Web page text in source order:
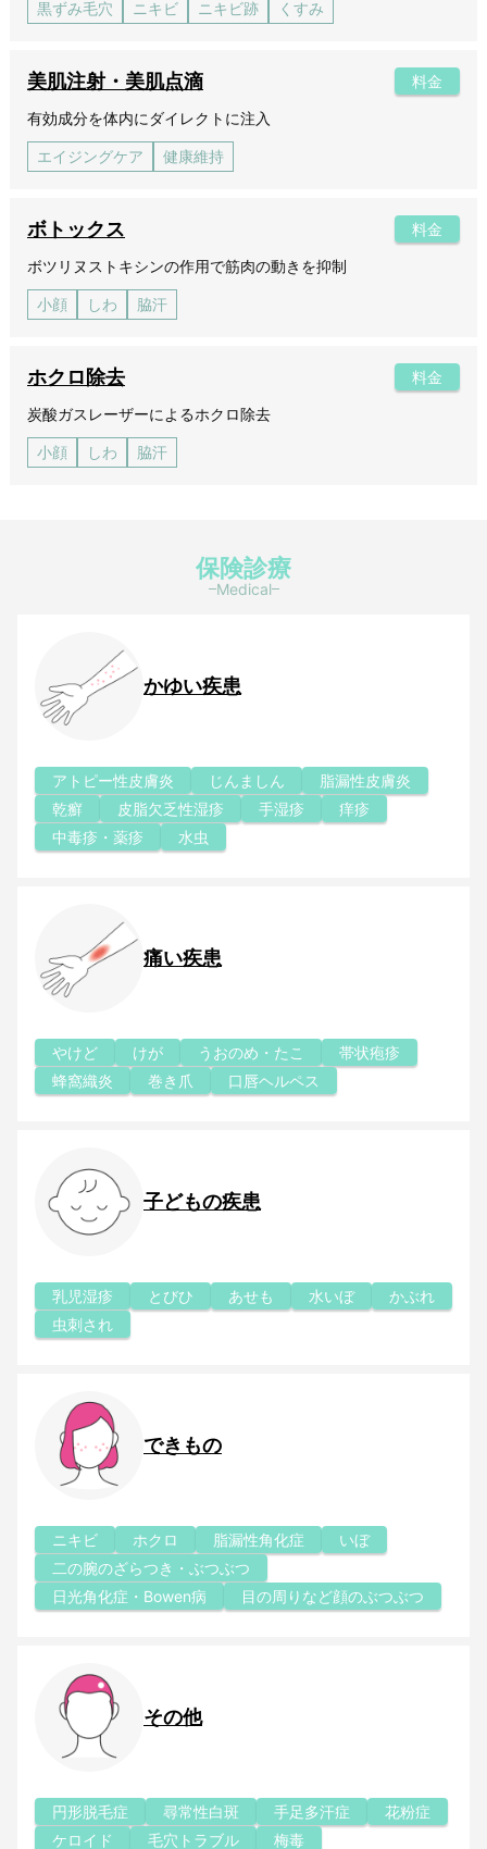
黒ずみ毛穴 ニキビ ニキビ跡 くすみ
美肌注射・美肌点滴
料金
有効成分を体内にダイレクトに注入
エイジングケア 健康維持
ボトックス
料金
ボツリヌストキシンの作用で筋肉の動きを抑制
小顔 しわ 脇汗
ホクロ除去
料金
炭酸ガスレーザーによるホクロ除去
小顔 しわ 脇汗
保険診療
Medical
かゆい疾患
アトピー性皮膚炎 じんましん
脂漏性皮膚炎
乾癬
皮脂欠乏性湿疹 手湿疹
痒疹
中毒疹・薬疹
水虫
痛い疾患
やけど けが うおのめ・たこ
帯状疱疹
蜂窩織炎
巻き爪 口唇ヘルペス
子どもの疾患
乳児湿疹 とびひ あせも 水いぼ
かぶれ
虫刺され
できもの
ニキビ ホクロ 脂漏性角化症
いぼ
二の腕のざらつき・ぶつぶつ
日光角化症・Bowen病
目の周りなど顔のぶつぶつ
その他
円形脱毛症 尋常性白斑 手足多汗症
花粉症
ケロイド
毛穴トラブル 梅毒